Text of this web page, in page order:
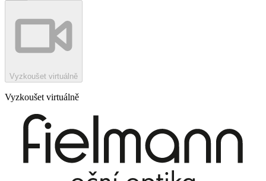
Vyzkoušet virtuálně
Vyzkoušet virtuálně